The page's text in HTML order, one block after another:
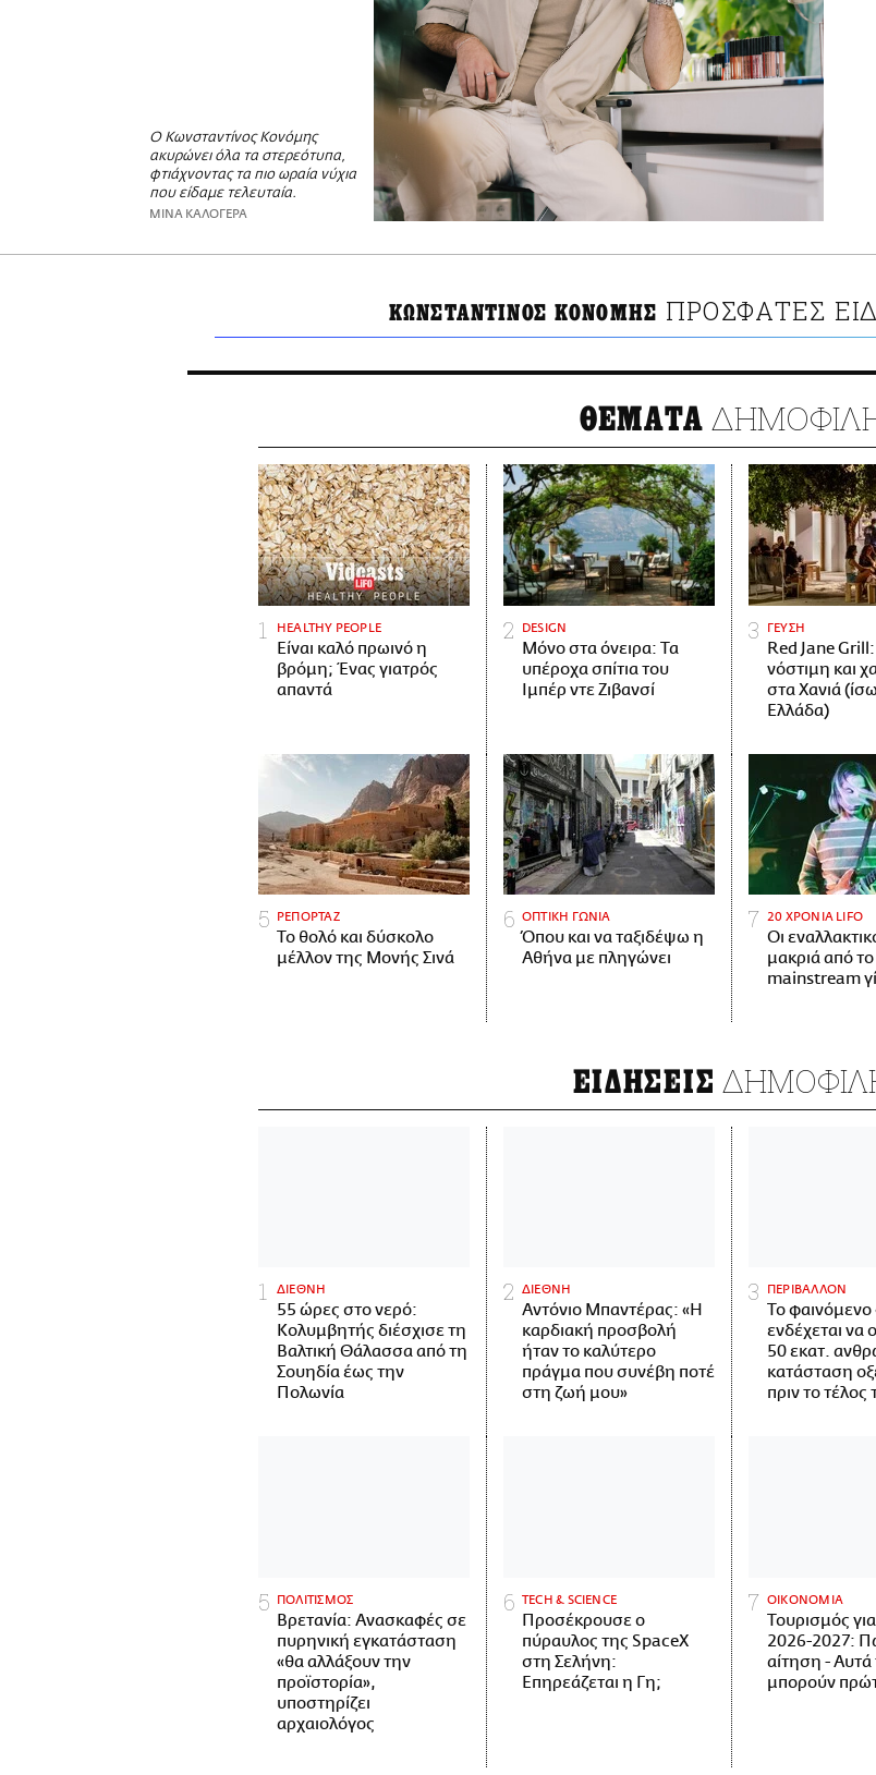
Ο Κωνσταντίνος Κονόμης
ακυρώνει όλα τα στερεότυπα,
φτιάχνοντας τα πιο ωραία νύχια
που είδαμε τελευταία.
ΜΙΝΑ ΚΑΛΟΓΕΡΑ
ΚΩΝΣΤΑΝΤΙΝΟΣ ΚΟΝΟΜΗΣ ΠΡΟΣΦΑΤΕΣ
ΘΕΜΑΤΑ
HEALTHY PEOPLE
Είναι καλό πρωινό η
βρόμη; Ένας γιατρός
απαντά
DESIGN
Μόνο στα όνειρα: Τα
υπέροχα σπίτια του
Ιμπέρ ντε Ζιβανσί
ΓΕΥΣΗ
Red Jane
νόστιμη και
στα Χανιά
Ελλάδα)
ΡΕΠΟΡΤΑΖ
Το θολό και δύσκολο
μέλλον της Μονής Σινά
ΟΠΤΙΚΗ ΓΩΝΙΑ
Όπου και να ταξιδέψω η
Αθήνα με πληγώνει
20 ΧΡΟΝΙΑ LIFO
Οι
μακριά από το
mainstream
ΕΙΔΗΣΕΙΣ
ΔΙΕΘΝΗ
55 ώρες στο νερό:
Κολυμβητής διέσχισε τη
Βαλτική Θάλασσα από τη
Σουηδία έως την
Πολωνία
ΔΙΕΘΝΗ
Αντόνιο Μπαντέρας: «Η
καρδιακή προσβολή
ήταν το καλύτερο
πράγμα που συνέβη ποτέ
στη ζωή μου»
ΠΕΡΙΒΑΛΛΟΝ
Το φαινόμενο
ενδέχεται να
50 εκατ.
κατάσταση
πριν το τέλος
ΠΟΛΙΤΙΣΜΟΣ
Βρετανία: Ανασκαφές σε
πυρηνική εγκατάσταση
«θα αλλάξουν την
προϊστορία»,
υποστηρίζει
αρχαιολόγος
ΤECH & SCIENCE
Προσέκρουσε ο
πύραυλος της SpaceX
στη Σελήνη:
Επηρεάζεται η Γη;
ΟΙΚΟΝΟΜΙΑ
Τουρισμός
2026-2027:
αίτηση -
μπορούν